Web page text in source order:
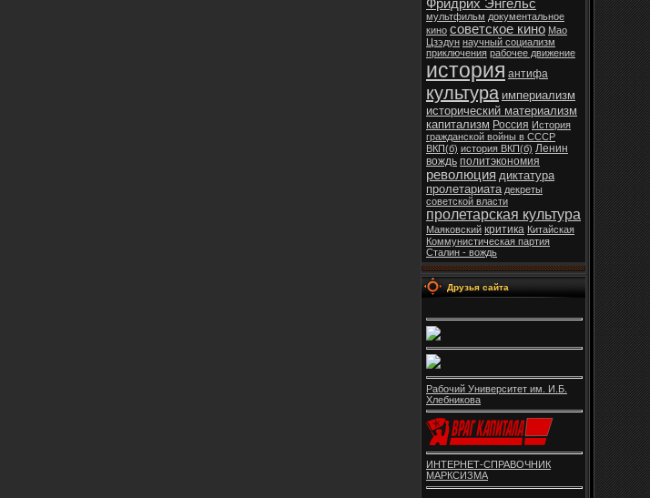
Фридрих Энгельс
мультфильм документальное
кино советское кино Мао
Цзэдун научный социализм
приключения рабочее движение
история антифа
культура империализм
исторический материализм
капитализм Россия История
гражданской войны в СССР
ВКП(б) история ВКП(б) Ленин
вождь политэкономия
революция диктатура
пролетариата декреты
советской власти
пролетарская культура
Маяковский критика Китайская
Коммунистическая партия
Сталин - вождь
Друзья сайта
Рабочий Университет им. И.Б.
Хлебникова
ИНТЕРНЕТ-СПРАВОЧНИК
МАРКСИЗМА